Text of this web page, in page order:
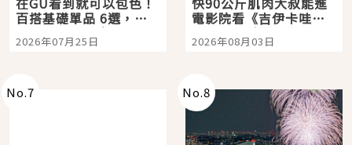
百搭基礎單品 6選，閉
眼全收也不心疼
2026年07月25日
電影院看《吉伊卡哇》
嗎？日本重金屬樂團
「打首」會長與nagano
2026年08月03日
No.7 No.8